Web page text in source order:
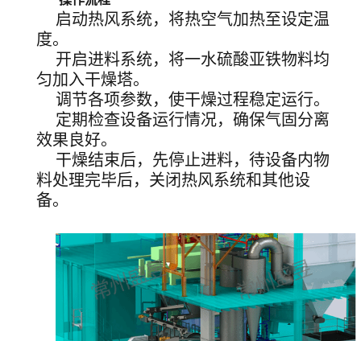
启动热风系统，将热空气加热至设定温
度。
开启进料系统，将一水硫酸亚铁物料均
匀加入干燥塔。
调节各项参数，使干燥过程稳定运行。
定期检查设备运行情况，确保气固分离
效果良好。
干燥结束后，先停止进料，待设备内物
料处理完毕后，关闭热风系统和其他设
备。